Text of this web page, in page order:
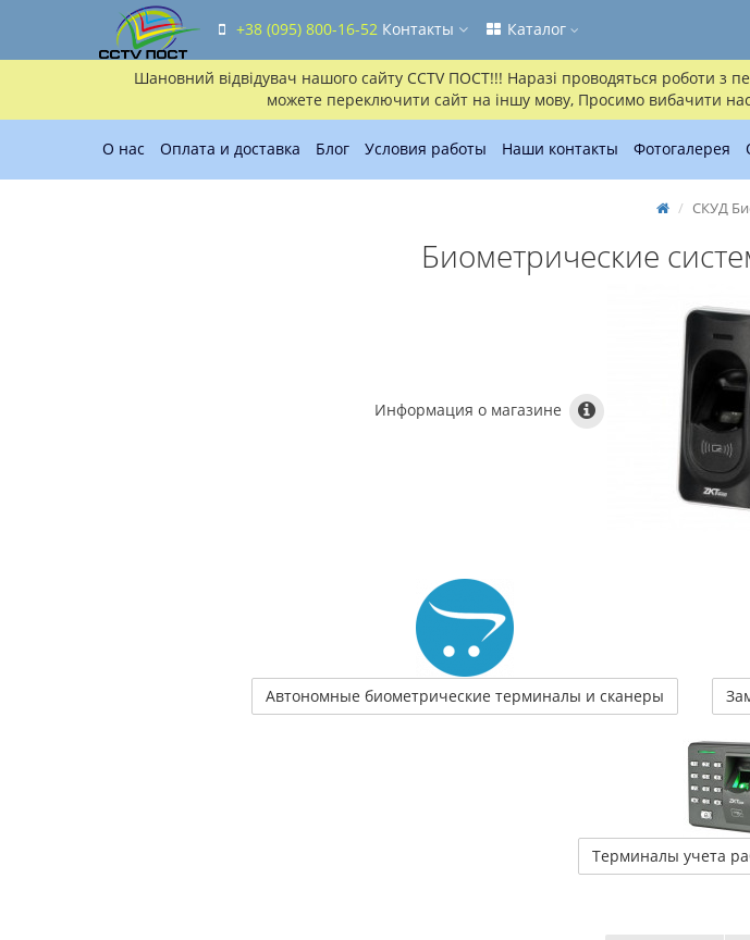
Шановний відвідувач нашого сайту CCTV ПОСТ!!! Наразі проводяться роботи з
можете переключити сайт на іншу мову, Просимо вибачити
+38 (095) 800-16-52 Контакты Каталог
О нас Оплата и доставка Блог Условия работы Наши контакты Фотогалерея
СКУД
Биометрические
Информация о магазине
Автономные биометрические терминалы и сканеры
Терминалы учета